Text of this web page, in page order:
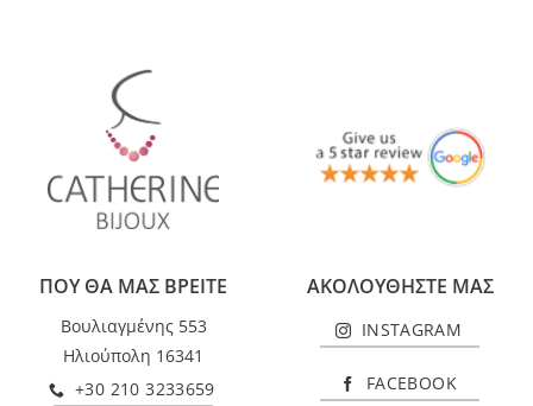
ΠΟΥ ΘΑ ΜΑΣ ΒΡΕΙΤΕ
Βουλιαγμένης 553
Ηλιούπολη 16341
+30 210 3233659
ΑΚΟΛΟΥΘΗΣΤΕ ΜΑΣ
INSTAGRAM
FACEBOOK